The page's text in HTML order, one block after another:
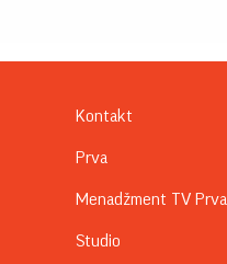
Kontakt
Prva
Menadžment TV Prva
Studio